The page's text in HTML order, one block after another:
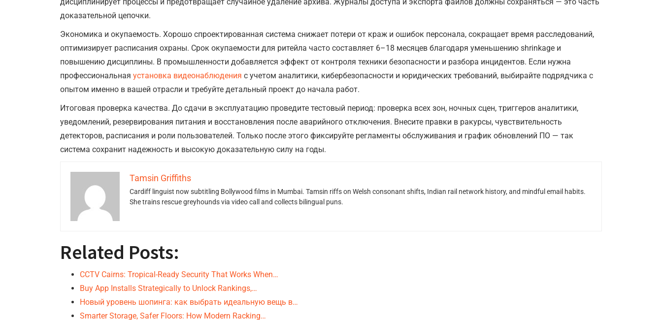
доказательной цепочки.
Экономика и окупаемость. Хорошо спроектированная система снижает потери от краж и ошибок персонала, сокращает время расследований,
оптимизирует расписания охраны. Срок окупаемости для ритейла часто составляет 6–18 месяцев благодаря уменьшению shrinkage и
повышению дисциплины. В промышленности добавляется эффект от контроля техники безопасности и разбора инцидентов. Если нужна
профессиональная установка видеонаблюдения с учетом аналитики, кибербезопасности и юридических требований, выбирайте подрядчика с
опытом именно в вашей отрасли и требуйте детальный проект до начала работ.
Итоговая проверка качества. До сдачи в эксплуатацию проведите тестовый период: проверка всех зон, ночных сцен, триггеров аналитики,
уведомлений, резервирования питания и восстановления после аварийного отключения. Внесите правки в ракурсы, чувствительность
детекторов, расписания и роли пользователей. Только после этого фиксируйте регламенты обслуживания и график обновлений ПО — так
система сохранит надежность и высокую доказательную силу на годы.
Tamsin Griffiths
Cardiff linguist now subtitling Bollywood films in Mumbai. Tamsin riffs on Welsh consonant shifts, Indian rail network history, and mindful email habits.
She trains rescue greyhounds via video call and collects bilingual puns.
Related Posts:
CCTV Cairns: Tropical-Ready Security That Works When…
Buy App Installs Strategically to Unlock Rankings,…
Новый уровень шопинга: как выбрать идеальную вещь в…
Smarter Storage, Safer Floors: How Modern Racking…